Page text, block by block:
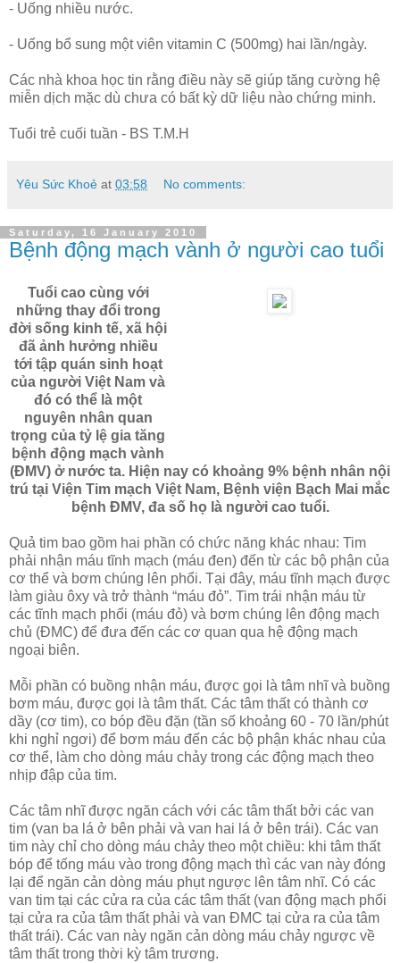
- Uống nhiều nước.
- Uống bổ sung một viên vitamin C (500mg) hai lần/ngày.
Các nhà khoa học tin rằng điều này sẽ giúp tăng cường hệ
miễn dịch mặc dù chưa có bất kỳ dữ liệu nào chứng minh.
Tuổi trẻ cuối tuần - BS T.M.H
Yêu Sức Khoẻ at 03:58 No comments:
Saturday, 16 January 2010
Bệnh động mạch vành ở người cao tuổi
Tuổi cao cùng với
những thay đổi trong
đời sống kinh tế, xã hội
đã ảnh hưởng nhiều
tới tập quán sinh hoạt
của người Việt Nam và
đó có thể là một
nguyên nhân quan
trọng của tỷ lệ gia tăng
bệnh động mạch vành
(ĐMV) ở nước ta. Hiện nay có khoảng 9% bệnh nhân nội
trú tại Viện Tim mạch Việt Nam, Bệnh viện Bạch Mai mắc
bệnh ĐMV, đa số họ là người cao tuổi.
Quả tim bao gồm hai phần có chức năng khác nhau: Tim
phải nhận máu tĩnh mạch (máu đen) đến từ các bộ phận của
cơ thể và bơm chúng lên phổi. Tại đây, máu tĩnh mạch được
làm giàu ôxy và trở thành “máu đỏ”. Tim trái nhận máu từ
các tĩnh mạch phổi (máu đỏ) và bơm chúng lên động mạch
chủ (ĐMC) để đưa đến các cơ quan qua hệ động mạch
ngoại biên.
Mỗi phần có buồng nhận máu, được gọi là tâm nhĩ và buồng
bơm máu, được gọi là tâm thất. Các tâm thất có thành cơ
dầy (cơ tim), co bóp đều đặn (tần số khoảng 60 - 70 lần/phút
khi nghỉ ngơi) để bơm máu đến các bộ phận khác nhau của
cơ thể, làm cho dòng máu chảy trong các động mạch theo
nhịp đập của tim.
Các tâm nhĩ được ngăn cách với các tâm thất bởi các van
tim (van ba lá ở bên phải và van hai lá ở bên trái). Các van
tim này chỉ cho dòng máu chảy theo một chiều: khi tâm thất
bóp để tống máu vào trong động mạch thì các van này đóng
lại để ngăn cản dòng máu phụt ngược lên tâm nhĩ. Có các
van tim tại các cửa ra của các tâm thất (van động mạch phổi
tại cửa ra của tâm thất phải và van ĐMC tại cửa ra của tâm
thất trái). Các van này ngăn cản dòng máu chảy ngược về
tâm thất trong thời kỳ tâm trương.